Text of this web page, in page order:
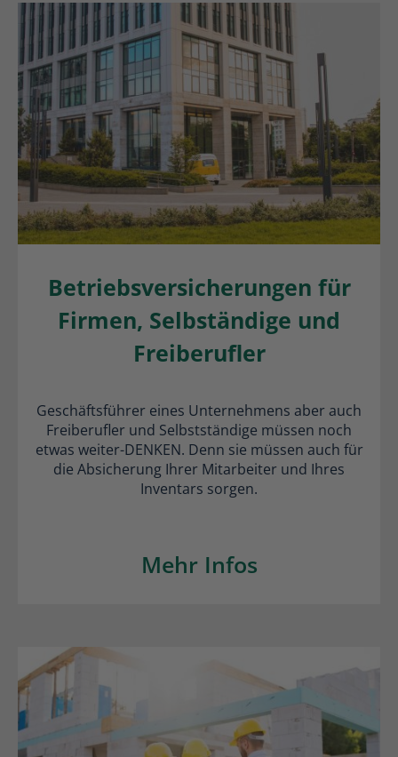
Betriebsversicherungen für
Firmen, Selbständige und
Freiberufler
Geschäftsführer eines Unternehmens aber auch
Freiberufler und Selbstständige müssen noch
etwas weiter-DENKEN. Denn sie müssen auch für
die Absicherung Ihrer Mitarbeiter und Ihres
Inventars sorgen.
Mehr Infos